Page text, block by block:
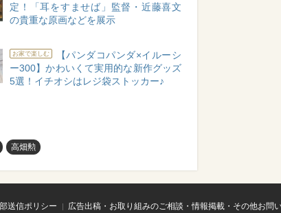
定！「耳をすませば」監督・近藤喜文
の貴重な原画などを展示
お家で楽しむ
【パンダコパンダ×イルーシ
ー300】かわいくて実用的な新作グッズ
5選！イチオシはレジ袋ストッカー♪
高畑勲
送信ポリシー
広告出稿・お取り組みのご相談・情報掲載・その他お問